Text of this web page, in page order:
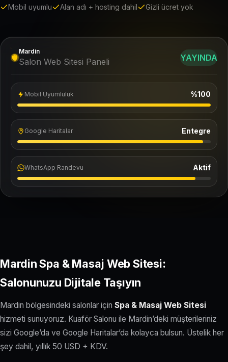
Mobil uyumlu Alan adı + hosting dahil Gizli ücret yok
Mardin
Salon Web Sitesi Paneli YAYINDA
Mobil Uyumluluk %100
Google Haritalar Entegre
WhatsApp Randevu Aktif
Mardin Spa & Masaj Web Sitesi:
Salonunuzu Dijitale Taşıyın
Mardin bölgesindeki salonlar için Spa & Masaj Web Sitesi
hizmeti sunuyoruz. Kuaför Salonu ile Mardin’deki müşterileriniz
sizi Google’da ve Google Haritalar’da kolayca bulsun. Üstelik her
şey dahil, yıllık 50 USD + KDV.